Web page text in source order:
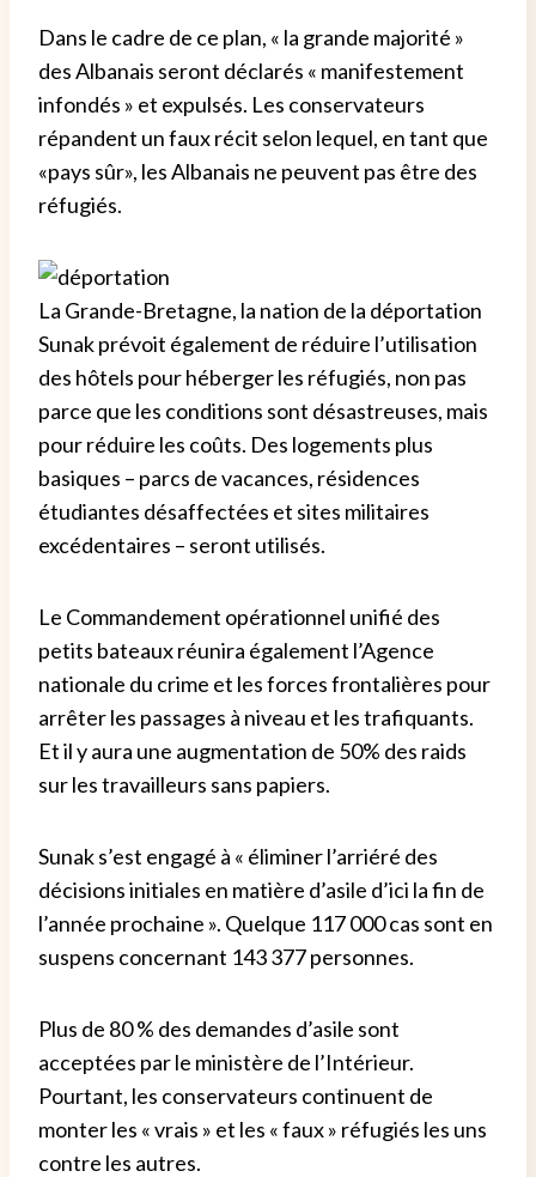
Dans le cadre de ce plan, « la grande majorité »
des Albanais seront déclarés « manifestement
infondés » et expulsés. Les conservateurs
répandent un faux récit selon lequel, en tant que
«pays sûr», les Albanais ne peuvent pas être des
réfugiés.
La Grande-Bretagne, la nation de la déportation
Sunak prévoit également de réduire l’utilisation
des hôtels pour héberger les réfugiés, non pas
parce que les conditions sont désastreuses, mais
pour réduire les coûts. Des logements plus
basiques – parcs de vacances, résidences
étudiantes désaffectées et sites militaires
excédentaires – seront utilisés.
Le Commandement opérationnel unifié des
petits bateaux réunira également l’Agence
nationale du crime et les forces frontalières pour
arrêter les passages à niveau et les trafiquants.
Et il y aura une augmentation de 50% des raids
sur les travailleurs sans papiers.
Sunak s’est engagé à « éliminer l’arriéré des
décisions initiales en matière d’asile d’ici la fin de
l’année prochaine ». Quelque 117 000 cas sont en
suspens concernant 143 377 personnes.
Plus de 80 % des demandes d’asile sont
acceptées par le ministère de l’Intérieur.
Pourtant, les conservateurs continuent de
monter les « vrais » et les « faux » réfugiés les uns
contre les autres.